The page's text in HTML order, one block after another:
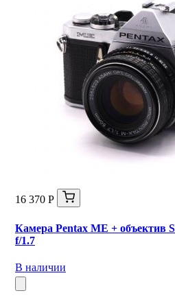
16 370 Р
Камера Pentax ME + объектив
f/1.7
В наличии